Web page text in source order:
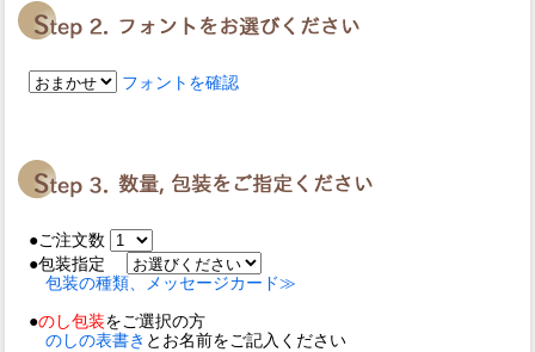
フォントを確認
●ご注文数
●包装指定
包装の種類、メッセージカード≫
●のし包装をご選択の方
のしの表書き とお名前をご記入ください